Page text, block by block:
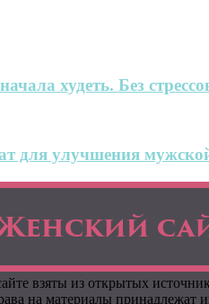
худеть. Без
для улучшения
взяты из открытых
на материалы принадлежат